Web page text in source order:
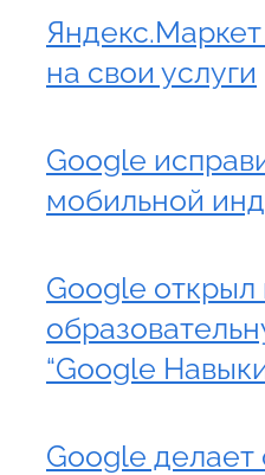
на свои услуги
Google
мобильной
Google
“Google
Google делает